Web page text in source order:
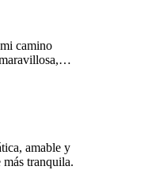
camino
y entregar
salvavidas
% y dentro
a ver la
de
tu
amable y
más tranquila.